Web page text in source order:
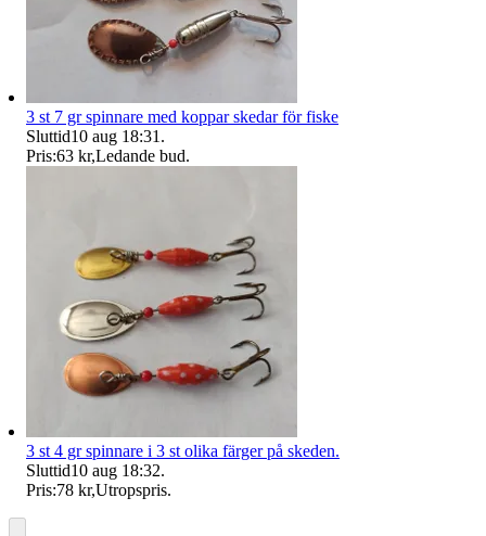
3 st 7 gr spinnare med koppar skedar för fiske
Sluttid10 aug 18:31 .
Pris:63 kr,Ledande bud.
3 st 4 gr spinnare i 3 st olika färger på skeden.
Sluttid10 aug 18:32.
Pris:78 kr,Utropspris.